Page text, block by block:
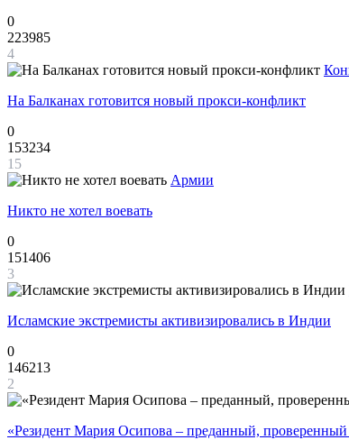
0
223985
4
На Балканах готовится новый прокси-конфликт
0
153234
15
Армии
Никто не хотел воевать
0
151406
3
Исламские экстремисты активизировались в Индии
0
146213
2
«Резидент Мария Осипова – преданный, проверенный